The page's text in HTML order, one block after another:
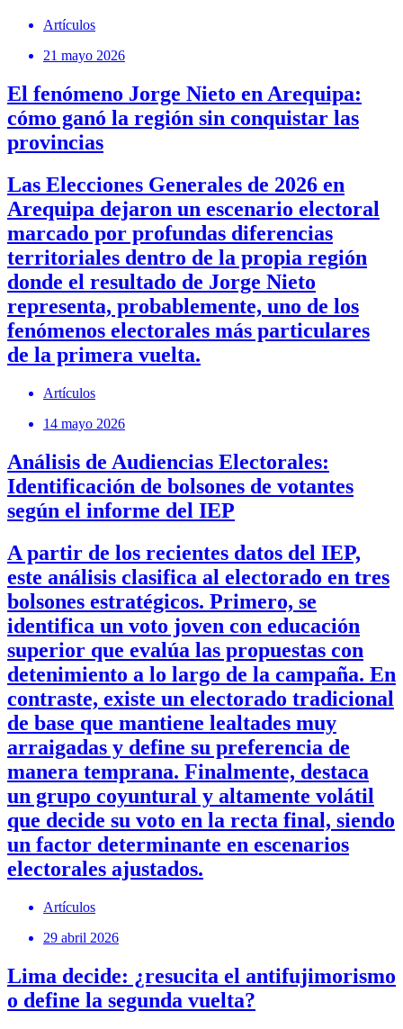
Artículos
21 mayo 2026
El fenómeno Jorge Nieto en Arequipa:
cómo ganó la región sin conquistar las
provincias
Las Elecciones Generales de 2026 en
Arequipa dejaron un escenario electoral
marcado por profundas diferencias
territoriales dentro de la propia región
donde el resultado de Jorge Nieto
representa, probablemente, uno de los
fenómenos electorales más particulares
de la primera vuelta.
Artículos
14 mayo 2026
Análisis de Audiencias Electorales:
Identificación de bolsones de votantes
según el informe del IEP
A partir de los recientes datos del IEP,
este análisis clasifica al electorado en tres
bolsones estratégicos. Primero, se
identifica un voto joven con educación
superior que evalúa las propuestas con
detenimiento a lo largo de la campaña. En
contraste, existe un electorado tradicional
de base que mantiene lealtades muy
arraigadas y define su preferencia de
manera temprana. Finalmente, destaca
un grupo coyuntural y altamente volátil
que decide su voto en la recta final, siendo
un factor determinante en escenarios
electorales ajustados.
Artículos
29 abril 2026
Lima decide: ¿resucita el antifujimorismo
o define la segunda vuelta?